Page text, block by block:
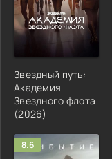
Звездный путь:
Академия
Звездного флота
(2026)
8.6